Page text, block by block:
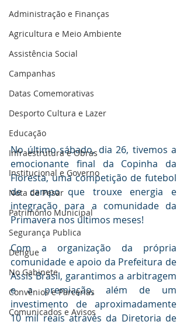
Administração e Finanças
Agricultura e Meio Ambiente
Assistência Social
Campanhas
Datas Comemorativas
Desporto Cultura e Lazer
Educação
Infraestrutura e Obras
Institucional e Governo
Nota de Pesar
Patrimônio Municipal
Segurança Publica
Dengue
No Gabinete
Convênios e Parcerias
Comunicados e Avisos
No último sábado, dia 26, tivemos a
emocionante final da Copinha da
Floresta, uma competição de futebol
de campo que trouxe energia e
integração para a comunidade da
Primavera nos últimos meses!
Com a organização da própria
comunidade e apoio da Prefeitura de
Assis Brasil, garantimos a arbitragem
e a premiação, além de um
investimento de aproximadamente
10 mil reais através da Diretoria de